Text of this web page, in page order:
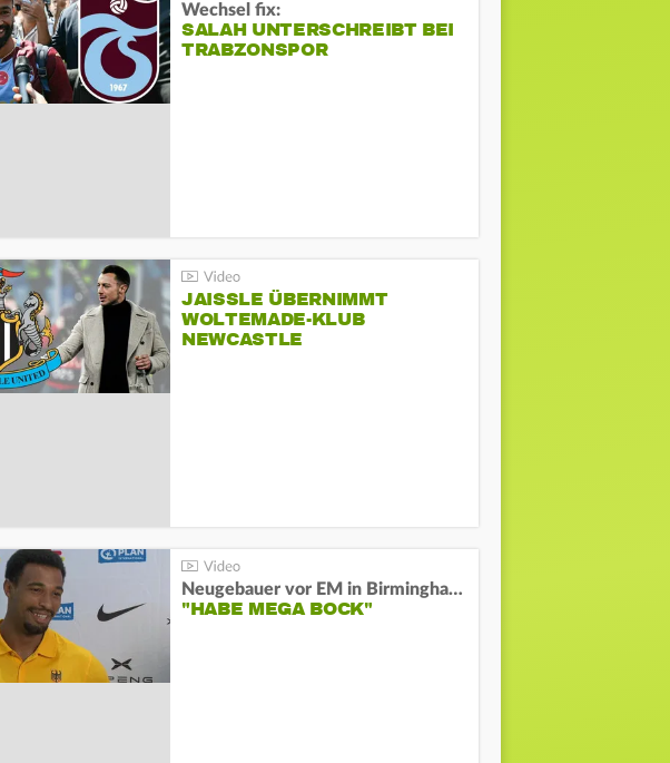
Wechsel fix:
SALAH UNTERSCHREIBT BEI
TRABZONSPOR
JAISSLE ÜBERNIMMT
WOLTEMADE-KLUB
NEWCASTLE
Neugebauer vor EM in Birmingham:
"HABE MEGA BOCK"